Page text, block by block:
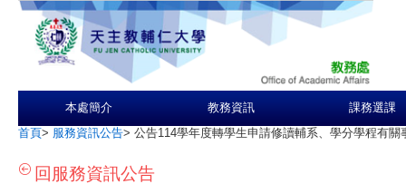
本處簡介 教務資訊 課務選課
首頁> 服務資訊公告> 公告114學年度轉學生申請修讀輔系、學分學程有關
回服務資訊公告